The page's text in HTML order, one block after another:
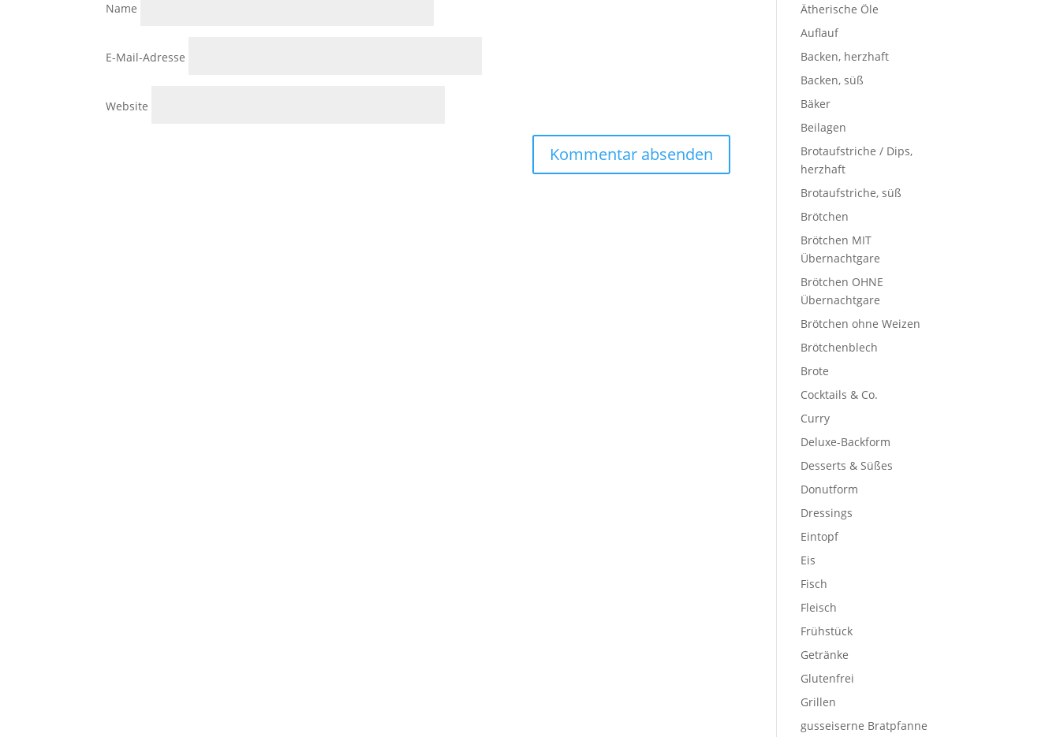
Name
E-Mail-Adresse
Website
Ätherische Öle
Auflauf
Backen, herzhaft
Backen, süß
Bäker
Beilagen
Brotaufstriche / Dips,
herzhaft
Brotaufstriche, süß
Brötchen
Brötchen MIT
Übernachtgare
Brötchen OHNE
Übernachtgare
Brötchen ohne Weizen
Brötchenblech
Brote
Cocktails & Co.
Curry
Deluxe-Backform
Desserts & Süßes
Donutform
Dressings
Eintopf
Eis
Fisch
Fleisch
Frühstück
Getränke
Glutenfrei
Grillen
gusseiserne Bratpfanne